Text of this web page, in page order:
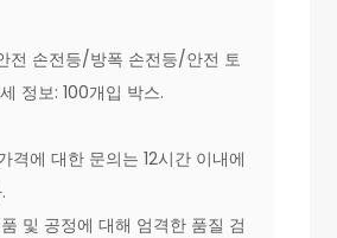
전 손전등/방폭 손전등/안전 토
정보: 100개입 박스.
격에 대한 문의는 12시간 이내에
및 공정에 대해 엄격한 품질 검